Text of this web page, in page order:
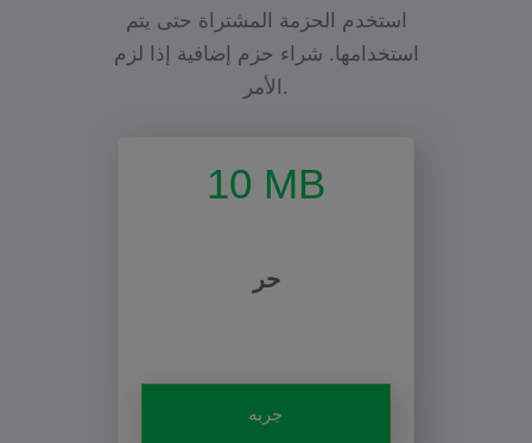
استخدم الحزمة المشتراة حتى يتم
استخدامها. شراء حزم إضافية إذا لزم
الأمر.
10 MB
حر
جربه